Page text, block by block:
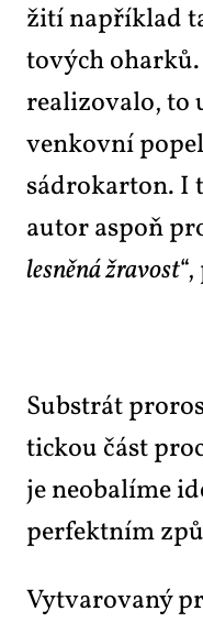
ži­tí na­pří­klad
to­vých ohar­ků.
re­a­li­zo­va­lo, to
ven­kov­ní
sádro­kar­ton. I
au­tor aspoň
les­ně­ná žra­vost
Sub­strát
tic­kou část
je ne­o­ba­lí­me
per­fekt­ním
Vy­tva­ro­va­ný